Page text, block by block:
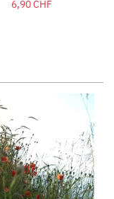
6,90 CHF